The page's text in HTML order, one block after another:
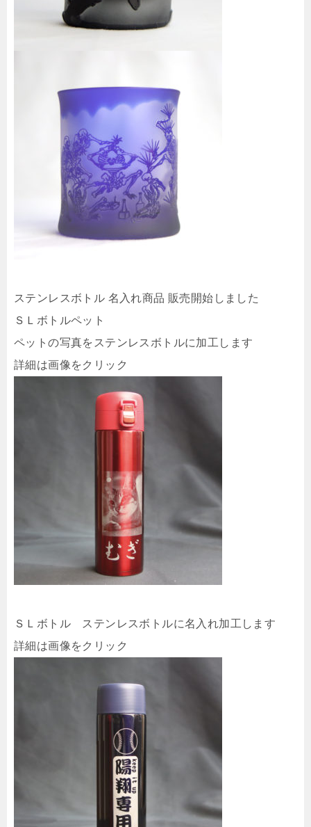
ステンレスボトル 名入れ商品 販売開始しました
ＳＬボトルペット
ペットの写真をステンレスボトルに加工します
詳細は画像をクリック
ＳＬボトル ステンレスボトルに名入れ加工します
詳細は画像をクリック